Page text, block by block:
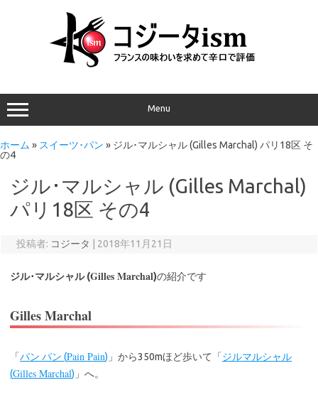
Menu
ホーム » スイーツ･パン » ジル･マルシャル (Gilles Marchal) パリ18区 そ
の4
ジル･マルシャル (Gilles Marchal)
パリ18区 その4
投稿者: コジータ 2018年11月21日
ジル･マルシャル (Gilles Marchal)の紹介です
Gilles Marchal
「パン パン (Pain Pain) 」から350mほど歩いて「ジルマルシャル
(Gilles Marchal) 」へ。